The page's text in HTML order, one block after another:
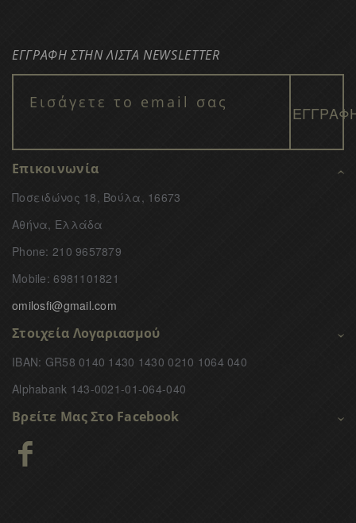
ΕΓΓΡΑΦΗ ΣΤΗΝ ΛΙΣΤΑ NEWSLETTER
Επικοινωνία
Ποσειδώνος 18, Βούλα, 16673
Αθήνα, Ελλάδα
Phone: 210 9657879
Mobile: 6981101821
omilosfi@gmail.com
Στοιχεία Λογαριασμού
IBAN: GR58 0140 1430 1430 0210 1064 040
Alphabank 143-0021-01-064-040
Βρείτε Μας Στο Facebook